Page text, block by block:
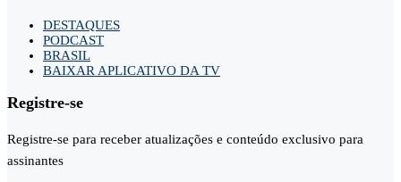
DESTAQUES
PODCAST
BRASIL
BAIXAR APLICATIVO DA TV
Registre-se
Registre-se para receber atualizações e conteúdo exclusivo para
assinantes